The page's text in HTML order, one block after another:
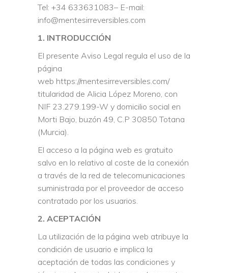
Tel: +34 633631083– E-mail:
info@mentesirreversibles.com
1. INTRODUCCIÓN
El presente Aviso Legal regula el uso de la
página
web https://mentesirreversibles.com/
titularidad de Alicia López Moreno, con
NIF 23.279.199-W y domicilio social en
Morti Bajo, buzón 49, C.P 30850 Totana
(Murcia).
El acceso a la página web es gratuito
salvo en lo relativo al coste de la conexión
a través de la red de telecomunicaciones
suministrada por el proveedor de acceso
contratado por los usuarios.
2. ACEPTACIÓN
La utilización de la página web atribuye la
condición de usuario e implica la
aceptación de todas las condiciones y